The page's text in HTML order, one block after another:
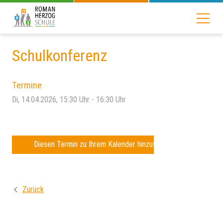
Schulkonferenz
Termine
Di, 14.04.2026, 15:30 Uhr - 16:30 Uhr
Diesen Termin zu Ihrem Kalender hinzufügen
Zurück